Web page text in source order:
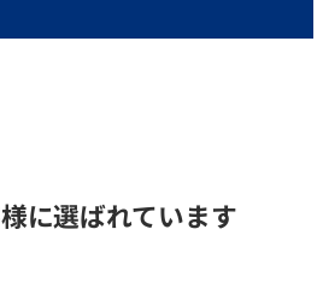
に選ばれています